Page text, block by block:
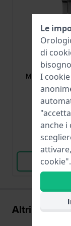
ML508-
acciaio
●
Vedi
Altri hanno
Le
di
I
anche i
cookie".